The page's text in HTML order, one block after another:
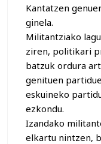
Kantatzen
ginela.
Militantziako
ziren, politikari
batzuk ordura
genituen
eskuineko
ezkondu.
Izandako
elkartu nintzen,